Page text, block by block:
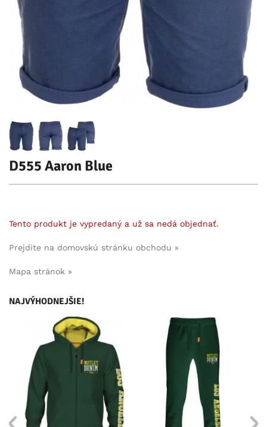
D555 Aaron Blue
Tento produkt je vypredaný a už sa nedá objednať.
Prejdite na domovskú stránku obchodu »
Mapa stránok »
NAJVÝHODNEJŠIE!